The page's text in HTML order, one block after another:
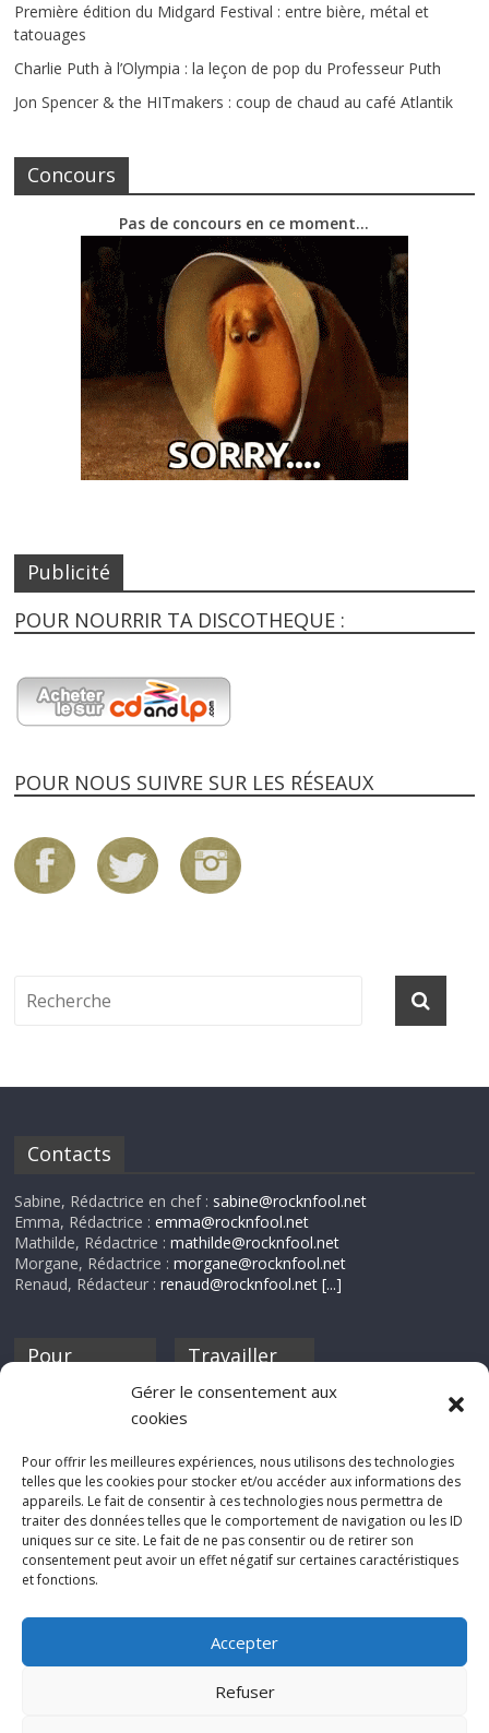
Gérer le consentement aux
cookies
Pour offrir les meilleures expériences, nous utilisons des technologies
telles que les cookies pour stocker et/ou accéder aux informations des
appareils. Le fait de consentir à ces technologies nous permettra de
traiter des données telles que le comportement de navigation ou les ID
uniques sur ce site. Le fait de ne pas consentir ou de retirer son
consentement peut avoir un effet négatif sur certaines caractéristiques
et fonctions.
Accepter
Refuser
Première édition du Midgard Festival : entre bière, métal et
tatouages
Charlie Puth à l’Olympia : la leçon de pop du Professeur Puth
Jon Spencer & the HITmakers : coup de chaud au café Atlantik
Concours
Pas de concours en ce moment…
Publicité
POUR NOURRIR TA DISCOTHEQUE :
POUR NOUS SUIVRE SUR LES RÉSEAUX
Contacts
Sabine, Rédactrice en chef : sabine@rocknfool.net
Emma, Rédactrice :emma@rocknfool.net
Mathilde, Rédactrice :mathilde@rocknfool.net
Morgane, Rédactrice :morgane@rocknfool.net
Renaud, Rédacteur :renaud@rocknfool.net [...]
Pour
discothèque
Travailler
Si tu souhaites
Rocknfool, n'hésite
pas à nous envoyer
tes chroniques de
concerts, de films,
séries ou des billets
d'humeur :
net